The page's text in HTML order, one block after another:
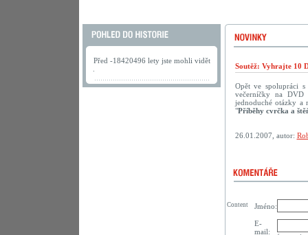
Před -18420496 lety jste mohli vidět
Soutěž: Vyhrajte 10
Opět ve spolupráci
večerníčky na
jednoduché otázky a
"Příběhy cvrčka a
26.01.2007, autor:
Jméno:
E-
mail:
Content